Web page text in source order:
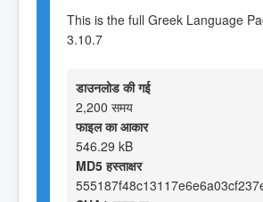
This is the full Greek Language
3.10.7
डाउनलोड की गई
2,200 समय
फाइल का आकार
546.29 kB
MD5 हस्ताक्षर